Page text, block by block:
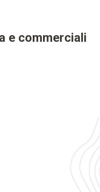
e commerciali